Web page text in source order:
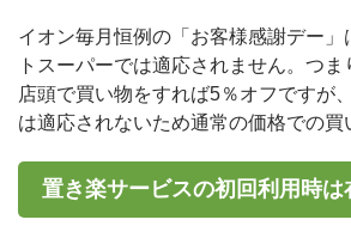
イオン毎月恒例の「お客様感謝デー」
トスーパーでは適応されません。つ
店頭で買い物をすれば5％オフですが
は適応されないため通常の価格での買
置き楽サービスの初回利用時は